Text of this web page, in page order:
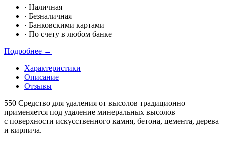
· Наличная
· Безналичная
· Банковскими картами
· По счету в любом банке
Подробнее →
Характеристики
Описание
Отзывы
550 Средство для удаления от высолов традиционно
применяется под удаление минеральных высолов
с поверхности искусственного камня, бетона, цемента, дерева
и кирпича.